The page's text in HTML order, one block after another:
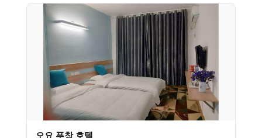
오요 푸창 호텔